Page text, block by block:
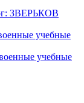
ЗВЕРЬКОВ
учебные
учебные